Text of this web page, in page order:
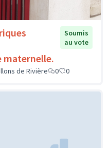
maternelle.
Soumis
au vote
de Rivière 0 0